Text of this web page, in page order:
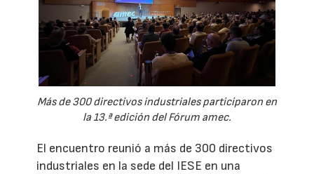
Más de 300 directivos industriales participaron en
la 13.ª edición del Fórum amec.
El encuentro reunió a más de 300 directivos
industriales en la sede del IESE en una